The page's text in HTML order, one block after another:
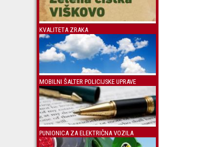
KVALITETA ZRAKA
MOBILNI ŠALTER POLICIJSKE UPRAVE
PUNIONICA ZA ELEKTRIČNA VOZILA